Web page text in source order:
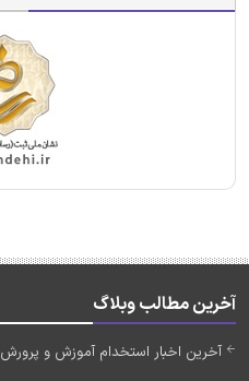
آخرین مطالب وبلاگ
آخرین اخبار استخدام آموزش و پرورش 1405 (به زودی)